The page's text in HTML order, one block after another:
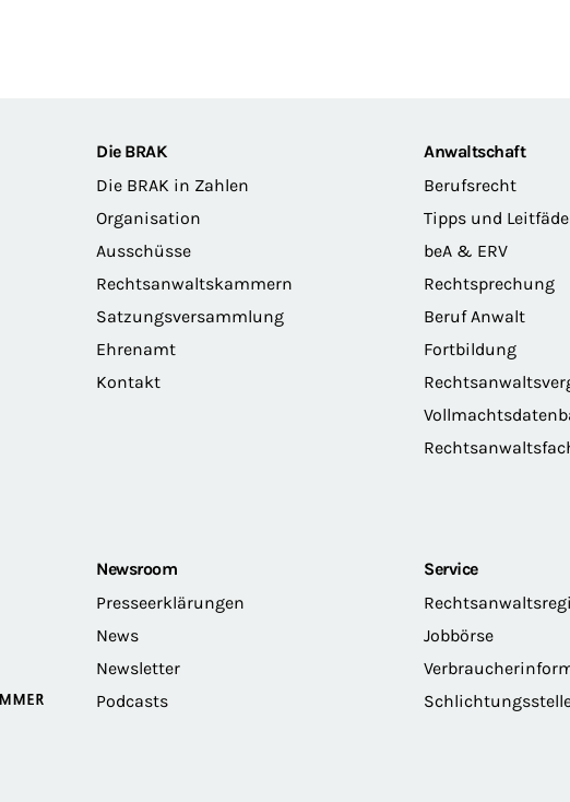
Die BRAK
Die BRAK in Zahlen
Organisation
Ausschüsse
Rechtsanwaltskammern
Satzungsversammlung
Ehrenamt
Kontakt
Anwaltschaft
Berufsrecht
Tipps und
beA & ERV
Rechtsprechung
Beruf Anwalt
Fortbildung
Newsroom
Presseerklärungen
News
Newsletter
Podcasts
Service
Jobbörse